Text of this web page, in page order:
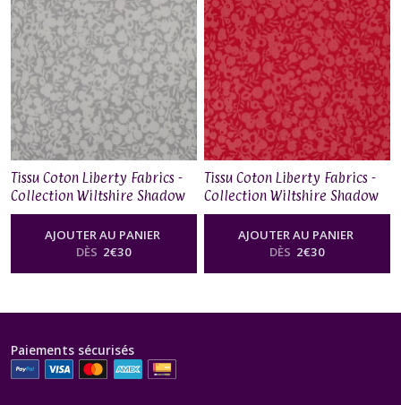
Tissu Coton Liberty Fabrics -
Collection Wiltshire Shadow
– Smoke
AJOUTER AU PANIER
DÈS 2€30
Tissu Coton Liberty Fabrics -
Collection Wiltshire Shadow
– Raspberry
AJOUTER AU PANIER
DÈS 2€30
Paiements sécurisés